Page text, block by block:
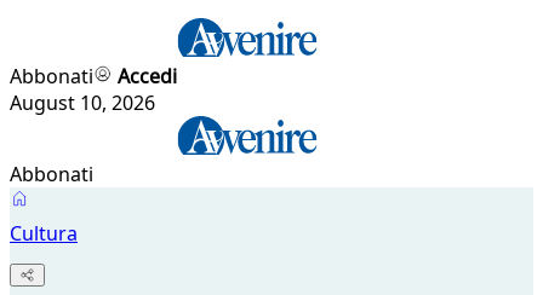
Abbonati
Accedi
August 10, 2026
Abbonati
Cultura